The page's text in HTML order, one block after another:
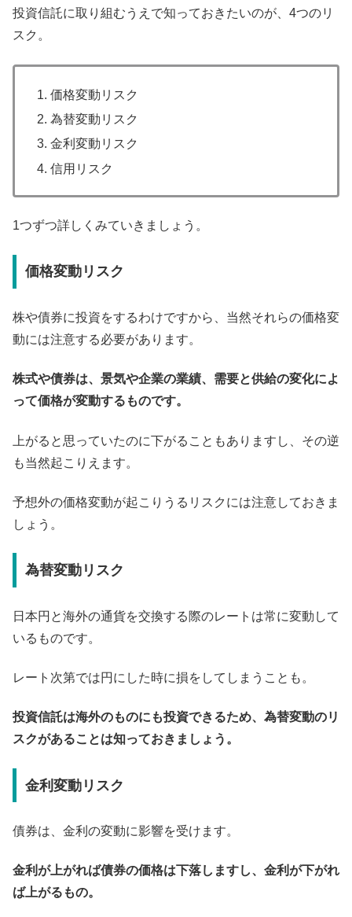
投資信託に取り組むうえで知っておきたいのが、4つのリ
スク。
価格変動リスク
為替変動リスク
金利変動リスク
信用リスク
1つずつ詳しくみていきましょう。
価格変動リスク
株や債券に投資をするわけですから、当然それらの価格変
動には注意する必要があります。
株式や債券は、景気や企業の業績、需要と供給の変化によ
って価格が変動するものです。
上がると思っていたのに下がることもありますし、その逆
も当然起こりえます。
予想外の価格変動が起こりうるリスクには注意しておきま
しょう。
為替変動リスク
日本円と海外の通貨を交換する際のレートは常に変動して
いるものです。
レート次第では円にした時に損をしてしまうことも。
投資信託は海外のものにも投資できるため、為替変動のリ
スクがあることは知っておきましょう。
金利変動リスク
債券は、金利の変動に影響を受けます。
金利が上がれば債券の価格は下落しますし、金利が下がれ
ば上がるもの。